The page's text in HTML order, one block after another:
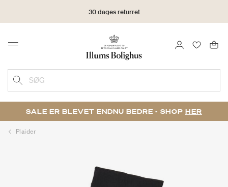
30 dages returret
Menu LOG IND
SØG
SALE ER BLEVET ENDNU BEDRE - SHOP HER
Plaider